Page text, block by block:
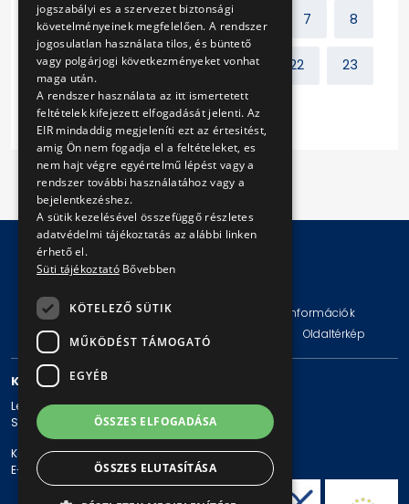
Előző 1 2 ... 7 8
9 10 11 12 ... 22 23
Következő
Impresszum Jogi nyilatkozat
Technikai információk
Adatvédelmi politika és tájékoztatások
Oldaltérkép
KAPCSOLAT
Levelezési cím: 1980 Budapest, Pf. 11.
Székhely: 1980 Budapest, Akácfa u. 15.
Központi telefonszám: + 36 1 461-65-00
E-mail cím: bkv@bkv.hu
jogszabályi es a szervezet biztonsági
követelményeinek megfelelően. A rendszer
jogosulatlan használata tilos, és büntető
vagy polgárjogi következményeket vonhat
maga után.
A rendszer használata az itt ismertetett
feltételek kifejezett elfogadását jelenti. Az
EIR mindaddig megjeleníti ezt az értesitést,
amig Ön nem fogadja el a feltételeket, es
nem hajt végre egyértelmű lépést vagy a
rendszer további használatához vagy a
bejelentkezéshez.
A sütik kezelésével összefüggő részletes
adatvédelmi tájékoztatás az alábbi linken
érhető el.
Süti tájékoztató Bővebben
KÖTELEZŐ SÜTIK
MŰKÖDÉST TÁMOGATÓ
EGYÉB
ÖSSZES ELFOGADÁSA
ÖSSZES ELUTASÍTÁSA